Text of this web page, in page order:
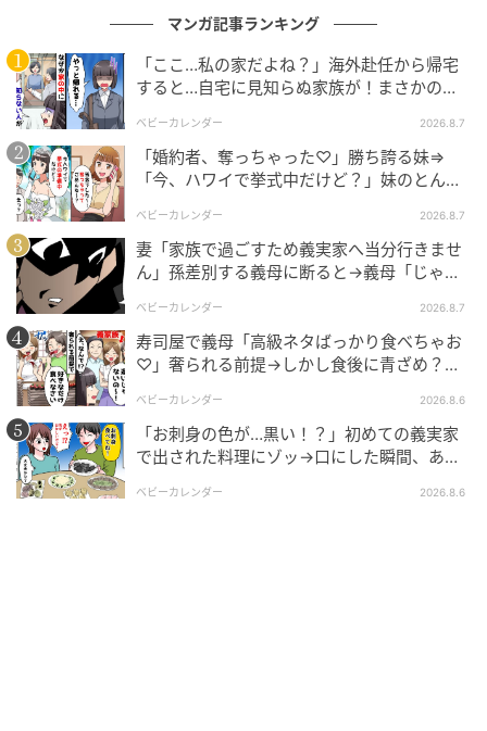
マンガ記事ランキング
「ここ…私の家だよね？」海外赴任から帰宅
すると…自宅に見知らぬ家族が！まさかの真
ベビーカレンダー 2026.8.7
「婚約者、奪っちゃった♡」勝ち誇る妹⇒
「今、ハワイで挙式中だけど？」妹のとんで
ベビーカレンダー 2026.8.7
妻「家族で過ごすため義実家へ当分行きませ
ん」孫差別する義母に断ると→義母「じゃ
ベビーカレンダー 2026.8.7
寿司屋で義母「高級ネタばっかり食べちゃお
♡」奢られる前提→しかし食後に青ざめ？通
ベビーカレンダー 2026.8.6
「お刺身の色が…黒い！？」初めての義実家
で出された料理にゾッ→口にした瞬間、あ
ベビーカレンダー 2026.8.6